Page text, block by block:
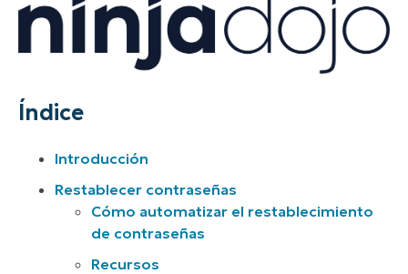
Introducción
Restablecer contraseñas
Reiniciar servicios
Proteja los datos empresariales
Liberar espacio en disco
Gestionar amenazas antivirus
Índice
Introducción
Restablecer contraseñas
Cómo automatizar el restablecimiento
de contraseñas
Recursos